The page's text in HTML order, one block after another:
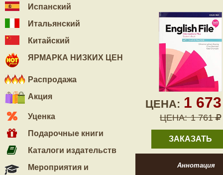
Испанский
Итальянский
Китайский
ЯРМАРКА НИЗКИХ ЦЕН
Распродажа
Акция
Уценка
Подарочные книги
Каталоги издательств
Мероприятия и
ЦЕНА: 1
ЦЕНА: 1 761
ЗАКАЗАТЬ
Аннотация